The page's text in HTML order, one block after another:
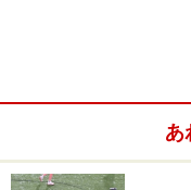
りませんが、バスよ
めです。まれに鉄道
あ